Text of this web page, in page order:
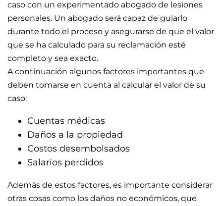
caso con un experimentado abogado de lesiones
personales. Un abogado será capaz de guiarlo
durante todo el proceso y asegurarse de que el valor
que se ha calculado para su reclamación esté
completo y sea exacto.
A continuación algunos factores importantes que
deben tomarse en cuenta al calcular el valor de su
caso:
Cuentas médicas
Daños a la propiedad
Costos desembolsados
Salarios perdidos
Además de estos factores, es importante considerar
otras cosas como los daños no económicos, que